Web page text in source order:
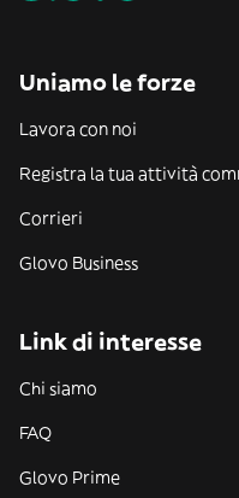
Uniamo le forze
Lavora con noi
Registra la tua attività
Corrieri
Glovo Business
Link di interesse
Chi siamo
FAQ
Glovo Prime